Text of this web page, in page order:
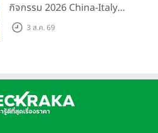
กิจกรรม 2026 China-Italy
Grand Tour ณ สำนักงาน
3 ส.ค. 69